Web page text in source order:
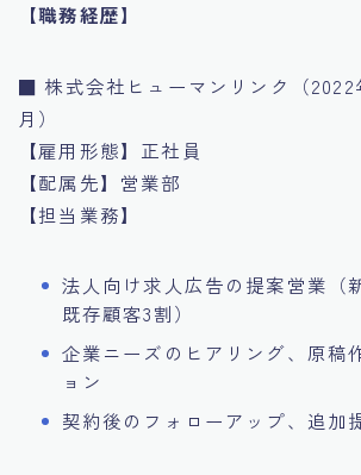
【職務経歴】
■ 株式会社ヒューマンリンク（2022
月）
【雇用形態】正社員
【配属先】営業部
【担当業務】
法人向け求人広告の提案営業（
既存顧客3割）
企業ニーズのヒアリング、原稿
ョン
契約後のフォローアップ、追加